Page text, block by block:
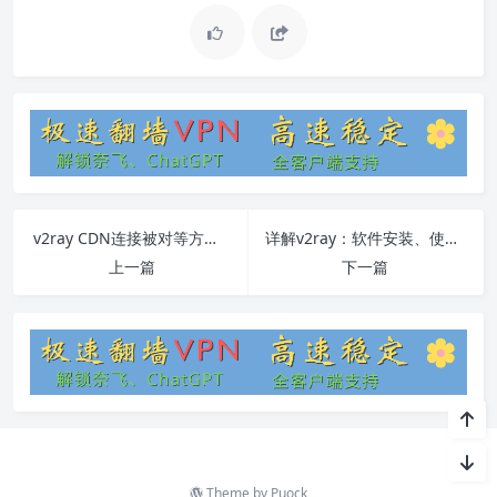
v2ray CDN连接被对等方关闭问题解决方法
上一篇
详解v2ray：软件安装、使用教程和常见问题
下一篇
Theme by Puock